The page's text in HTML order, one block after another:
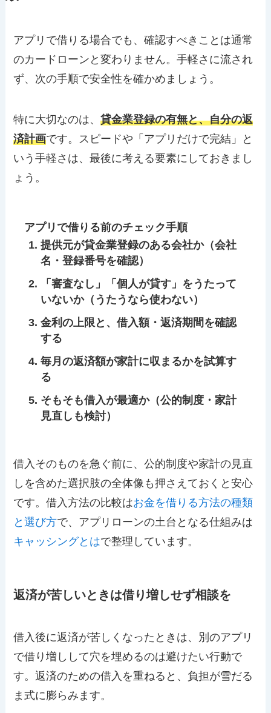
アプリで借りる場合でも、確認すべきことは通常
のカードローンと変わりません。手軽さに流され
ず、次の手順で安全性を確かめましょう。
特に大切なのは、貸金業登録の有無と、自分の返
済計画です。スピードや「アプリだけで完結」と
いう手軽さは、最後に考える要素にしておきまし
ょう。
アプリで借りる前のチェック手順
提供元が貸金業登録のある会社か（会社
名・登録番号を確認）
「審査なし」「個人が貸す」をうたって
いないか（うたうなら使わない）
金利の上限と、借入額・返済期間を確認
する
毎月の返済額が家計に収まるかを試算す
る
そもそも借入が最適か（公的制度・家計
見直しも検討）
借入そのものを急ぐ前に、公的制度や家計の見直
しを含めた選択肢の全体像も押さえておくと安心
です。借入方法の比較はお金を借りる方法の種類
と選び方で、アプリローンの土台となる仕組みは
キャッシングとはで整理しています。
返済が苦しいときは借り増しせず相談を
借入後に返済が苦しくなったときは、別のアプリ
で借り増しして穴を埋めるのは避けたい行動で
す。返済のための借入を重ねると、負担が雪だる
ま式に膨らみます。